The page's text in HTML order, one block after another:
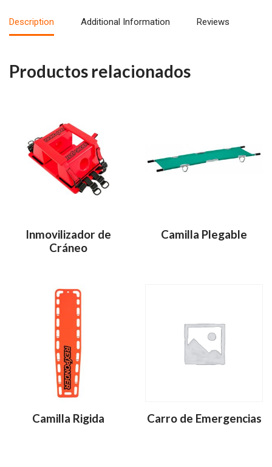
Description Additional Information Reviews
Productos relacionados
Inmovilizador de
Cráneo
Camilla Plegable
Camilla Rigida Carro de Emergencias